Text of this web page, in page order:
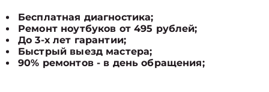
Бесплатная диагностика;
Ремонт ноутбуков от 495 рублей;
До 3-х лет гарантии;
Быстрый выезд мастера;
90% ремонтов - в день обращения;